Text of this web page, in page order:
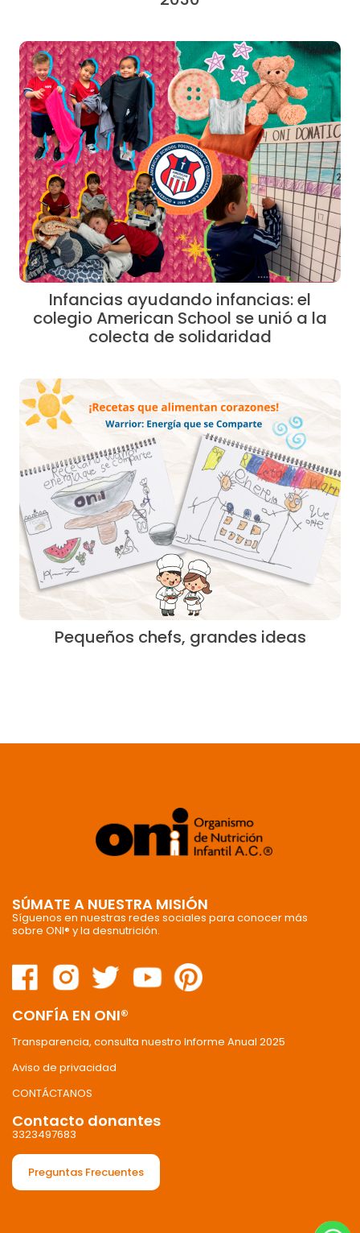
Infancias ayudando infancias: el
colegio American School se unió a la
colecta de solidaridad
Pequeños chefs, grandes ideas
SÚMATE A NUESTRA MISIÓN
Síguenos en nuestras redes sociales para conocer más
sobre ONI® y la desnutrición.
CONFÍA EN ONI®
Transparencia, consulta nuestro Informe Anual 2025
Aviso de privacidad
CONTÁCTANOS
Contacto donantes
3323497683
Preguntas Frecuentes